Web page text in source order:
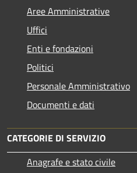
Aree Amministrative
Uffici
Enti e fondazioni
Politici
Personale Amministrativo
Documenti e dati
CATEGORIE DI SERVIZIO
Anagrafe e stato civile